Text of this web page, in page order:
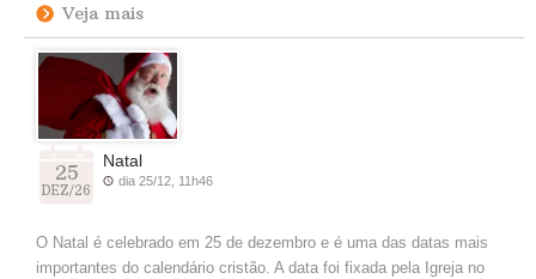
Veja mais
25
DEZ/26
Natal
dia 25/12, 11h46
O Natal é celebrado em 25 de dezembro e é uma das datas mais
importantes do calendário cristão. A data foi fixada pela Igreja no